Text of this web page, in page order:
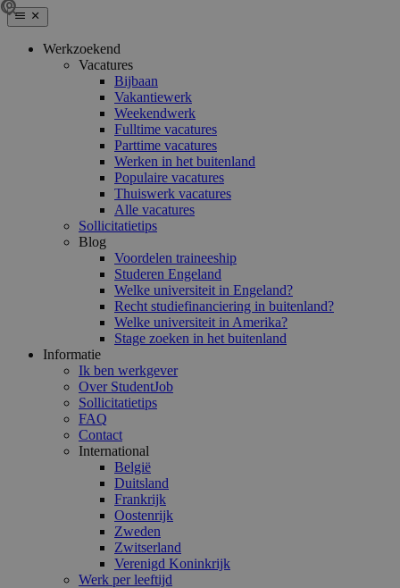
Werkzoekend
Vacatures
Bijbaan
Vakantiewerk
Weekendwerk
Fulltime vacatures
Parttime vacatures
Werken in het buitenland
Populaire vacatures
Thuiswerk vacatures
Alle vacatures
Sollicitatietips
Blog
Voordelen traineeship
Studeren Engeland
Welke universiteit in Engeland?
Recht studiefinanciering in buitenland?
Welke universiteit in Amerika?
Stage zoeken in het buitenland
Informatie
Ik ben werkgever
Over StudentJob
Sollicitatietips
FAQ
Contact
International
België
Duitsland
Frankrijk
Oostenrijk
Zweden
Zwitserland
Verenigd Koninkrijk
Werk per leeftijd